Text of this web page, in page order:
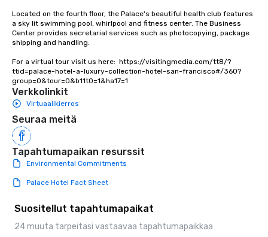
groups, small or large.
experiences can
as 500 guests,
choice for any
allergies for anyone
Located on the fourth floor, the Palace's beautiful health club features
a sky lit swimming pool, whirlpool and fitness center. The Business
Center provides secretarial services such as photocopying, package
shipping and handling.
For a virtual tour visit us here:  https://visitingmedia.com/tt8/?
ttid=palace-hotel-a-luxury-collection-hotel-san-francisco#/360?
group=0&tour=0&b11t0=1&ha17=1
Verkkolinkit
Virtuaalikierros
Seuraa meitä
Tapahtumapaikan resurssit
Environmental Commitments
Palace Hotel Fact Sheet
Suositellut tapahtumapaikat
24 muuta tarpeitasi vastaavaa tapahtumapaikkaa